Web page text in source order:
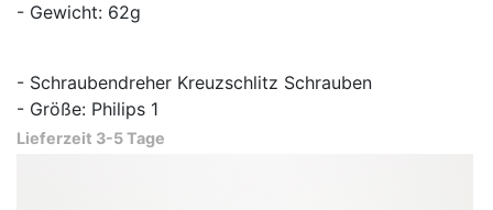
- Gewicht: 62g
- Schraubendreher Kreuzschlitz Schrauben
- Größe: Philips 1
Lieferzeit 3-5 Tage